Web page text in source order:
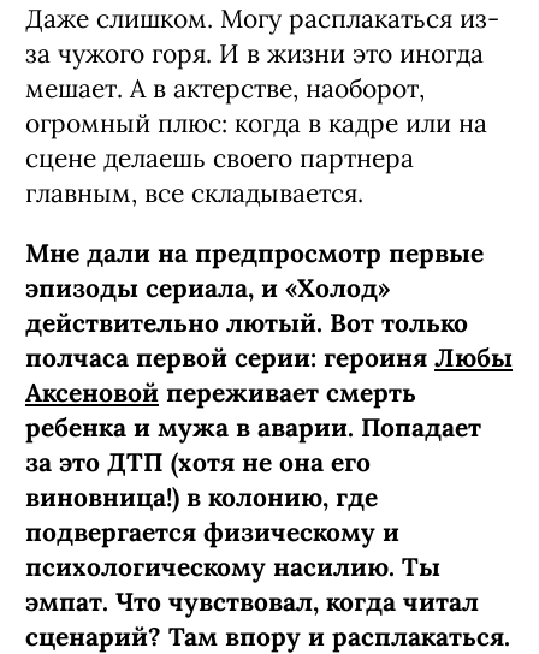
Даже слишком. Могу расплакаться из-
за чужого горя. И в жизни это иногда
мешает. А в актерстве, наоборот,
огромный плюс: когда в кадре или на
сцене делаешь своего партнера
главным, все складывается.
Мне дали на предпросмотр первые
эпизоды сериала, и «Холод»
действительно лютый. Вот только
полчаса первой серии: героиня Любы
Аксеновой переживает смерть
ребенка и мужа в аварии. Попадает
за это ДТП (хотя не она его
виновница!) в колонию, где
подвергается физическому и
психологическому насилию. Ты
эмпат. Что чувствовал, когда читал
сценарий? Там впору и расплакаться.